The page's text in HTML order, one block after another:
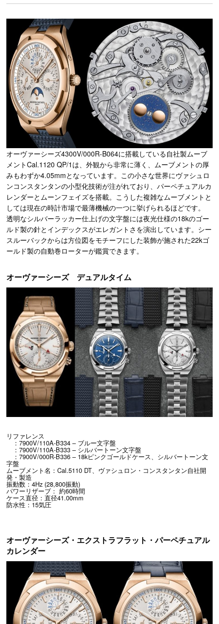
オーヴァーシーズ4300V/000R-B064に搭載している自社製ムーブ
メントCal.1120 QP/1は、外観から非常に薄く、ムーブメントの厚
みもわずか4.05mmとなっています。この小さな世界にヴァシュロ
ンコンスタンタンの小型化技術が注がれており、パーペチュアルカ
レンダーとムーンフェイズを搭載。こうした複雑なムーブメントと
しては現在の時計市場で最薄機械の一つに挙げられるほどです。
透明なシルバーラッカー仕上げの文字盤には夜光仕様の18kのゴー
ルド製の針とインデックスがエレガントさを演出しています。シー
スルーバックからは方位図をモチーフにした装飾が施された22kゴ
ールド製の自動巻ローターが鑑賞できます。
オーヴァーシーズ デュアルタイム
リファレンス
：7900V/110A-B334 – ブルー文字盤
：7900V/110A-B333 – シルバートーン文字盤
：7900V/000R-B336 – 18kピンクゴールドケース、シルバートーン文
字盤
ムーブメント名：Cal.5110 DT、ヴァシュロン・コンスタンタン自社開
発・製造
振動数：4Hz (28,800振動)
パワーリザーブ： 約60時間
ケース直径：直径41.00mm
防水性：15気圧
オーヴァーシーズ・エクストラフラット・パーペチュアル
カレンダー